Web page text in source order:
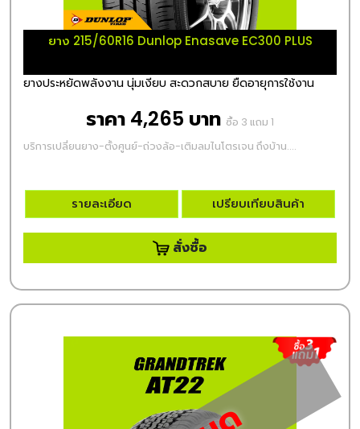
ยาง 215/60R16 Dunlop Enasave EC300 PLUS
ยางประหยัดพลังงาน นุ่มเงียบ สะดวกสบาย ยืดอายุการใช้งาน
ราคา 4,265 บาท ซื้อ 3 แถม 1
บริการเปลี่ยนยาง-ตั้งศูนย์-ถ่วงล้อ-เติมลมไนโตรเจน ถึงบ้าน....
รายละเอียด เปรียบเทียบสินค้า
สั่งซื้อ